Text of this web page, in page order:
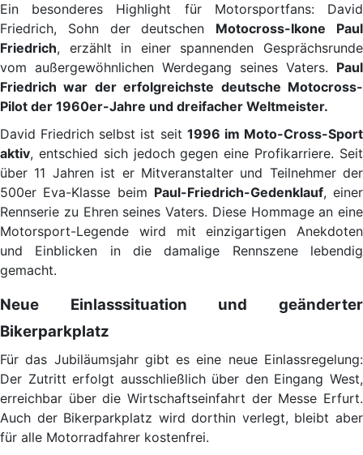
Ein besonderes Highlight für Motorsportfans: David
Friedrich, Sohn der deutschen Motocross-Ikone Paul
Friedrich, erzählt in einer spannenden Gesprächsrunde
vom außergewöhnlichen Werdegang seines Vaters. Paul
Friedrich war der erfolgreichste deutsche Motocross-
Pilot der 1960er-Jahre und dreifacher Weltmeister.
David Friedrich selbst ist seit 1996 im Moto-Cross-Sport
aktiv, entschied sich jedoch gegen eine Profikarriere. Seit
über 11 Jahren ist er Mitveranstalter und Teilnehmer der
500er Eva-Klasse beim Paul-Friedrich-Gedenklauf, einer
Rennserie zu Ehren seines Vaters. Diese Hommage an eine
Motorsport-Legende wird mit einzigartigen Anekdoten
und Einblicken in die damalige Rennszene lebendig
gemacht.
Neue Einlasssituation und geänderter
Bikerparkplatz
Für das Jubiläumsjahr gibt es eine neue Einlassregelung:
Der Zutritt erfolgt ausschließlich über den Eingang West,
erreichbar über die Wirtschaftseinfahrt der Messe Erfurt.
Auch der Bikerparkplatz wird dorthin verlegt, bleibt aber
für alle Motorradfahrer kostenfrei.